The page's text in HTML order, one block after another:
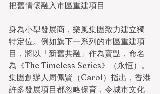
把舊情懷融入市區重建項目
身為小型發展商，樂風集團致力建立獨
特定位。例如旗下一系列的市區重建項
目，將以「新舊共融」作為賣點，命名
為《The Timeless Series》（永恒）。
集團創辦人周佩賢（Carol）指出，香港
許多發展項目都忽略保育，令城市文化